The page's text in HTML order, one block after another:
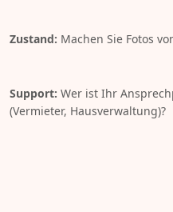
Zustand: Machen Sie Fotos
Support: Wer ist Ihr
(Vermieter, Hausverwaltung)?